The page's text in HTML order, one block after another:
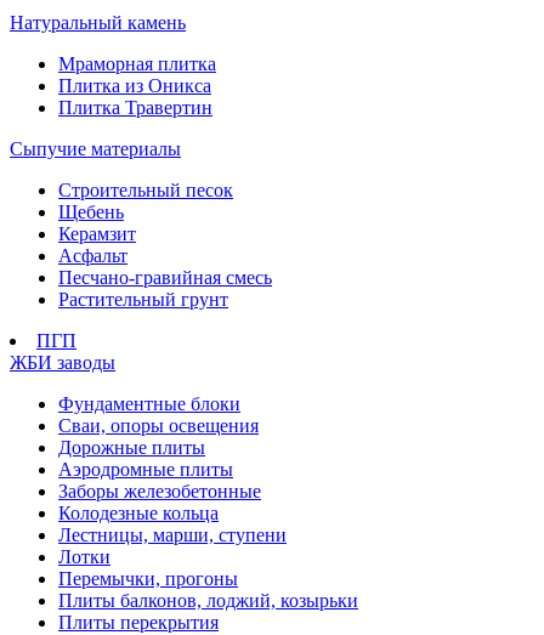
Натуральный камень
Мраморная плитка
Плитка из Оникса
Плитка Травертин
Сыпучие материалы
Строительный песок
Щебень
Керамзит
Асфальт
Песчано-гравийная смесь
Растительный грунт
ПГП
ЖБИ заводы
Фундаментные блоки
Сваи, опоры освещения
Дорожные плиты
Аэродромные плиты
Заборы железобетонные
Колодезные кольца
Лестницы, марши, ступени
Лотки
Перемычки, прогоны
Плиты балконов, лоджий, козырьки
Плиты перекрытия